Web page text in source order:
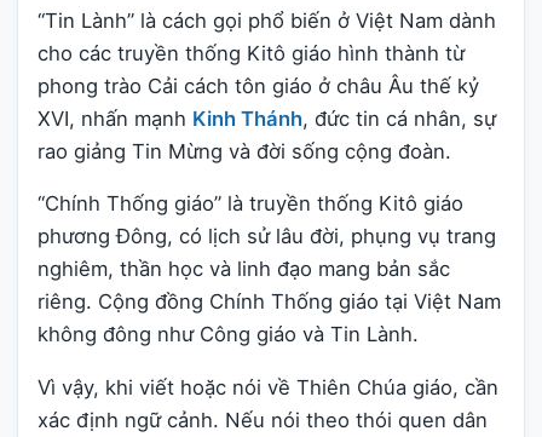
“Tin Lành” là cách gọi phổ biến ở Việt Nam dành
cho các truyền thống Kitô giáo hình thành từ
phong trào Cải cách tôn giáo ở châu Âu thế kỷ
XVI, nhấn mạnh Kinh Thánh, đức tin cá nhân, sự
rao giảng Tin Mừng và đời sống cộng đoàn.
“Chính Thống giáo” là truyền thống Kitô giáo
phương Đông, có lịch sử lâu đời, phụng vụ trang
nghiêm, thần học và linh đạo mang bản sắc
riêng. Cộng đồng Chính Thống giáo tại Việt Nam
không đông như Công giáo và Tin Lành.
Vì vậy, khi viết hoặc nói về Thiên Chúa giáo, cần
xác định ngữ cảnh. Nếu nói theo thói quen dân